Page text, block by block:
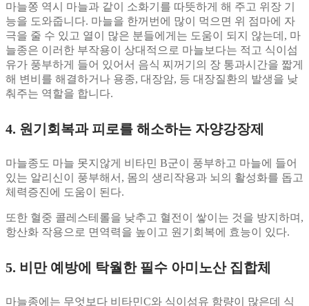
마늘쫑 역시 마늘과 같이 소화기를 따뜻하게 해 주고 위장 기
능을 도와줍니다. 마늘을 한꺼번에 많이 먹으면 위 점마에 자
극을 줄 수 있고 열이 많은 분들에게는 도움이 되지 않는데, 마
늘종은 이러한 부작용이 상대적으로 마늘보다는 적고 식이섬
유가 풍부하게 들어 있어서 음식 찌꺼기의 장 통과시간을 짧게
해 변비를 해결하거나 용종, 대장암, 등 대장질환의 발생을 낮
춰주는 역할을 합니다.
4. 원기회복과 피로를 해소하는 자양강장제
마늘종도 마늘 못지않게 비타민 B군이 풍부하고 마늘에 들어
있는 알리신이 풍부해서, 몸의 생리작용과 뇌의 활성화를 돕고
체력증진에 도움이 된다.
또한 혈중 콜레스테롤을 낮추고 혈전이 쌓이는 것을 방지하며,
항산화 작용으로 면역력을 높이고 원기회복에 효능이 있다.
5. 비만 예방에 탁월한 필수 아미노산 집합체
마늘종에는 무엇보다 비타민C와 식이섬유 함량이 많은데 식